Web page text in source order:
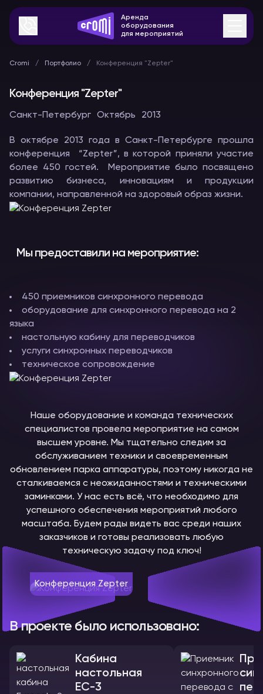
Аренда
оборудования
для мероприятий
Cromi Портфолио Конференция "Zepter"
Конференция "Zepter"
Санкт-Петербург Октябрь 2013
В октябре 2013 года в Санкт-Петербурге прошла
конференция “Zepter”, в которой приняли участие
более 450 гостей. Мероприятие было посвящено
развитию бизнеса, инновациям и продукции
компании, направленной на здоровый образ жизни.
Мы предоставили на мероприятие:
450 приемников синхронного перевода
оборудование для синхронного перевода на 2
языка
настольную кабину для переводчиков
услуги синхронных переводчиков
техническое сопровождение
Наше оборудование и команда технических
специалистов провела мероприятие на самом
высшем уровне. Мы тщательно следим за
обслуживанием техники и своевременным
обновлением парка аппаратуры, поэтому никогда не
сталкиваемся с неожиданностями и техническими
заминками. У нас есть всё, что необходимо для
успешного обеспечения мероприятий любого
масштаба. Будем рады видеть вас среди наших
заказчиков и готовы реализовать любую
техническую задачу под ключ!
Конференция Zepter
В проекте было использовано:
Кабина
настольная
ЕС-3